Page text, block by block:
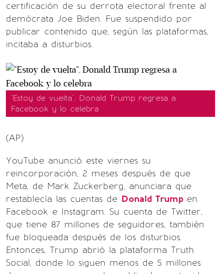
certificación de su derrota electoral frente al
demócrata Joe Biden. Fue suspendido por
publicar contenido que, según las plataformas,
incitaba a disturbios.
"Estoy de vuelta", Donald Trump regresa a
Facebook y lo celebra
(AP)
YouTube anunció este viernes su
reincorporación, 2 meses después de que
Meta, de Mark Zuckerberg, anunciara que
restablecía las cuentas de Donald Trump en
Facebook e Instagram. Su cuenta de Twitter,
que tiene 87 millones de seguidores, también
fue bloqueada después de los disturbios.
Entonces, Trump abrió la plataforma Truth
Social, donde lo siguen menos de 5 millones